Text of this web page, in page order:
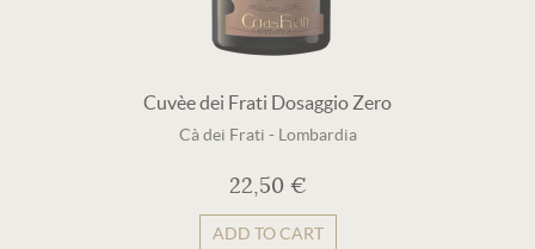
Cuvèe dei Frati Dosaggio Zero
Cà dei Frati - Lombardia
22,50 €
ADD TO CART